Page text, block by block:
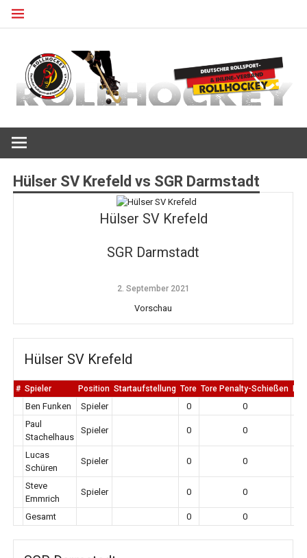
Zum
Hülser SV Krefeld vs SGR Darmstadt
Hülser SV Krefeld
SGR Darmstadt
2. September 2021
Vorschau
Hülser SV Krefeld
# Spieler Position Startaufstellung Tore Tore Penalty-Schießen
Ben Funken Spieler 0
0
Paul
Stachelhaus
Spieler 0 0
Lucas
Schüren
Spieler 0 0
Steve
Emmrich
Spieler 0 0
Gesamt 0 0